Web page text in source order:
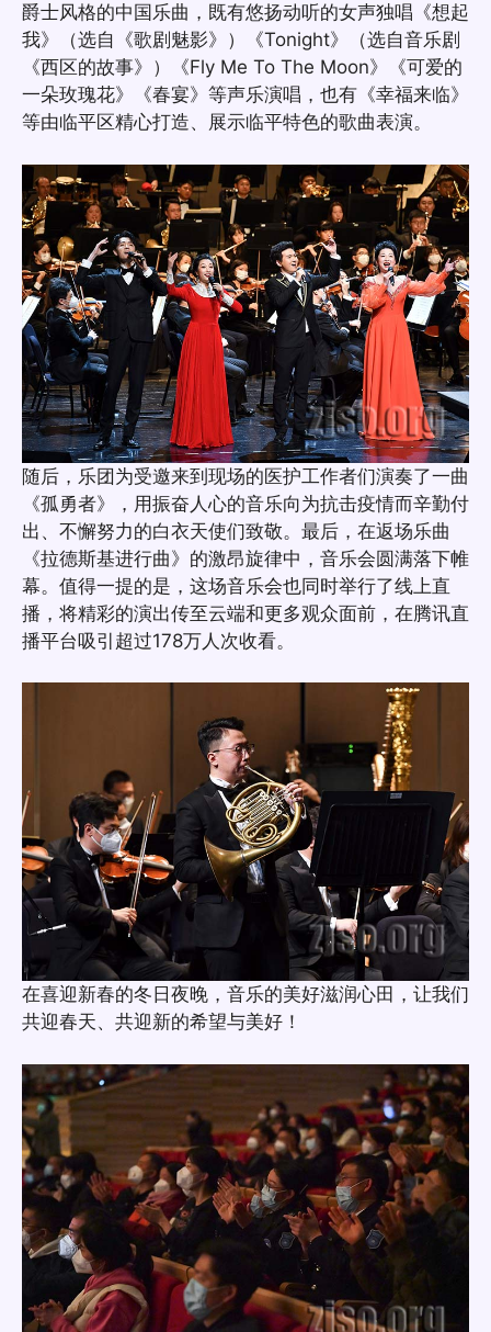
爵士风格的中国乐曲，既有悠扬动听的女声独唱《想起
我》（选自《歌剧魅影》）《Tonight》（选自音乐剧
《西区的故事》）《Fly Me To The Moon》《可爱的
一朵玫瑰花》《春宴》等声乐演唱，也有《幸福来临》
等由临平区精心打造、展示临平特色的歌曲表演。
随后，乐团为受邀来到现场的医护工作者们演奏了一曲
《孤勇者》，用振奋人心的音乐向为抗击疫情而辛勤付
出、不懈努力的白衣天使们致敬。最后，在返场乐曲
《拉德斯基进行曲》的激昂旋律中，音乐会圆满落下帷
幕。值得一提的是，这场音乐会也同时举行了线上直
播，将精彩的演出传至云端和更多观众面前，在腾讯直
播平台吸引超过178万人次收看。
在喜迎新春的冬日夜晚，音乐的美好滋润心田，让我们
共迎春天、共迎新的希望与美好！